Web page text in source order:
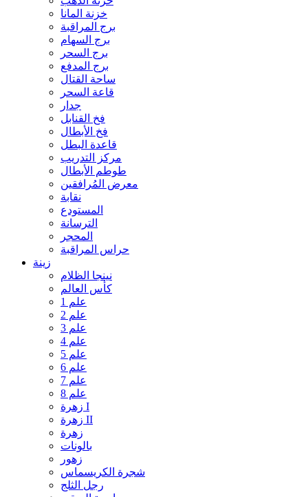
خزنة المانا
برج المراقبة
برج السهام
برج السحر
برج المدفع
ساحة القتال
قاعة السحر
جدار
فخ القنابل
فخ الأبطال
قاعدة البطل
مركز التدريب
طوطم الأبطال
معرض المُرافقين
نقابة
المستودع
الترسانة
المحجر
حراس المراقبة
زينة
نينجا الظلام
كأس العالم
علم 1
علم 2
علم 3
علم 4
علم 5
علم 6
علم 7
علم 8
زهرة I
زهرة II
زهرة
بالونات
زهور
شجرة الكريسماس
رجل الثلج